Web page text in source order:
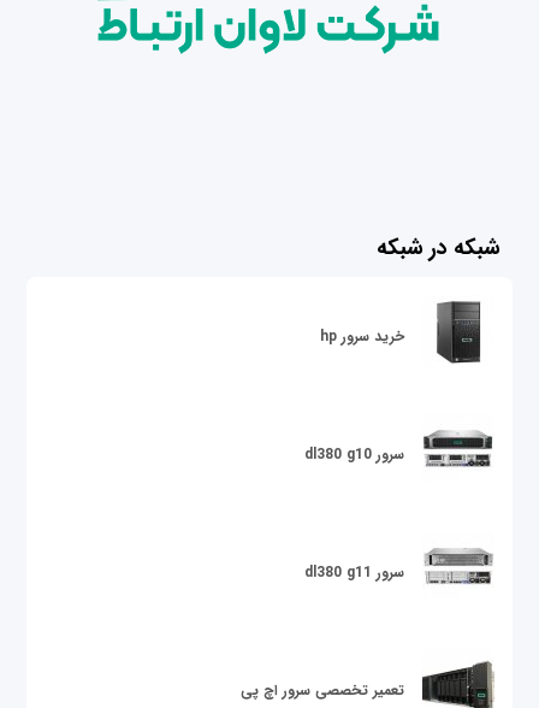
شبکه در شبکه
خرید سرور hp
سرور dl380 g10
سرور dl380 g11
تعمیر تخصصی سرور اچ پی